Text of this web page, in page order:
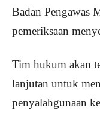
Badan Pengawas
pemeriksaan
Tim hukum akan
lanjutan untuk
penyalahgunaan